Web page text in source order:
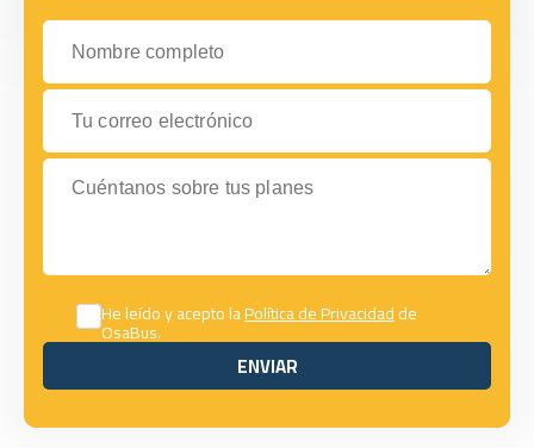
Nombre completo
Tu correo electrónico
Cuéntanos sobre tus planes
He leído y acepto laPolítica de Privacidadde
OsaBus.
ENVIAR
ENVIAR